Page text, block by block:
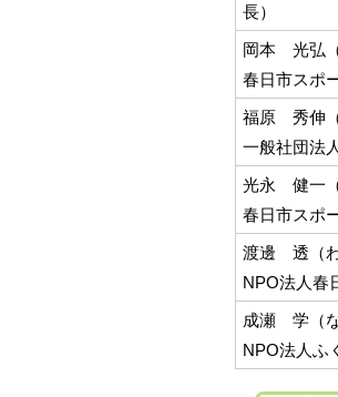
長）
岡本 光弘
春日市スポ
福原 秀伸
一般社団法
光永 健一
春日市スポ
渡邊 透（
NPO法人
成瀬 学（
NPO法人ふ